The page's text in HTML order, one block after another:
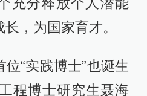
充分释放个人潜能
，为国家育才。
“实践博士”也诞生
程博士研究生聂海